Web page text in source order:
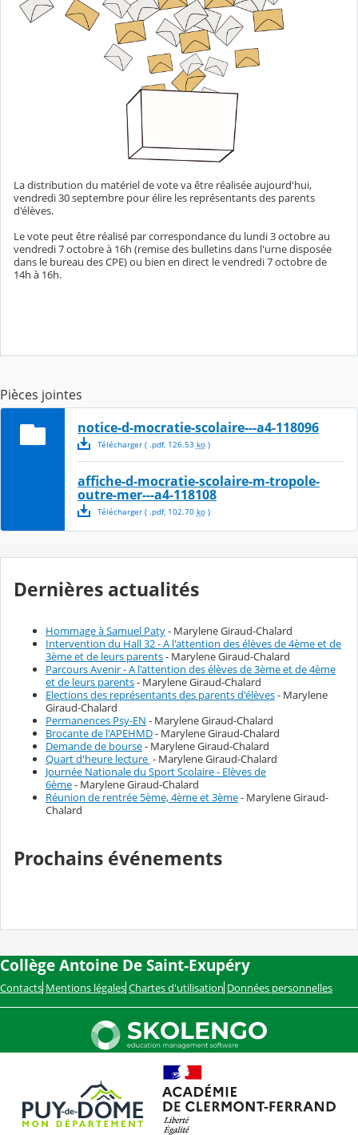
La distribution du matériel de vote va être réalisée aujourd'hui,
vendredi 30 septembre pour élire les représentants des parents
d'élèves.
Le vote peut être réalisé par correspondance du lundi 3 octobre au
vendredi 7 octobre à 16h (remise des bulletins dans l'urne disposée
dans le bureau des CPE) ou bien en direct le vendredi 7 octobre de
14h à 16h.
Pièces jointes
notice-d-mocratie-scolaire---a4-118096
Télécharger( .pdf, 126.53 ko)
affiche-d-mocratie-scolaire-m-tropole-
outre-mer---a4-118108
Télécharger( .pdf, 102.70 ko)
Dernières actualités
Hommage à Samuel Paty- Marylene Giraud-Chalard
Intervention du Hall 32 - A l'attention des élèves de 4ème et de
3ème et de leurs parents- Marylene Giraud-Chalard
Parcours Avenir - A l'attention des élèves de 3ème et de 4ème
et de leurs parents- Marylene Giraud-Chalard
Elections des représentants des parents d'élèves- Marylene
Giraud-Chalard
Permanences Psy-EN - Marylene Giraud-Chalard
Brocante de l'APEHMD- Marylene Giraud-Chalard
Demande de bourse- Marylene Giraud-Chalard
Quart d'heure lecture - Marylene Giraud-Chalard
Journée Nationale du Sport Scolaire - Elèves de
6ème- Marylene Giraud-Chalard
Réunion de rentrée 5ème, 4ème et 3ème- Marylene Giraud-
Chalard
Prochains événements
Collège Antoine De Saint-Exupéry
Contacts Mentions légales Chartes d'utilisation Données personnelles